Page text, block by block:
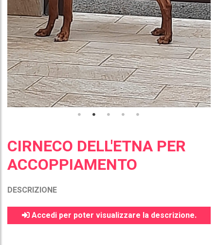
CIRNECO DELL'ETNA PER
ACCOPPIAMENTO
DESCRIZIONE
Accedi per poter visualizzare la descrizione.